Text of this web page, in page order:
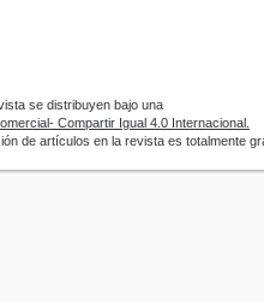
se distribuyen bajo una
Compartir Igual 4.0 Internacional.
de artículos en la revista es totalmente